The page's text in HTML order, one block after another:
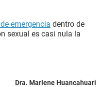
emergencia dentro de
sexual es casi nula la
Dra. Marlene Huancahuari